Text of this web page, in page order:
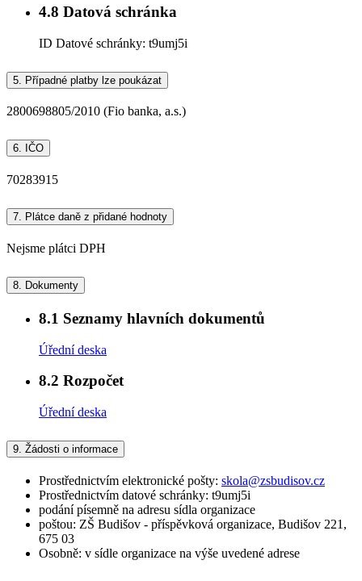
4.8 Datová schránka
ID Datové schránky: t9umj5i
5. Případné platby lze poukázat
2800698805/2010 (Fio banka, a.s.)
6. IČO
70283915
7. Plátce daně z přidané hodnoty
Nejsme plátci DPH
8. Dokumenty
8.1 Seznamy hlavních dokumentů
Úřední deska
8.2 Rozpočet
Úřední deska
9. Žádosti o informace
Prostřednictvím elektronické pošty: skola@zsbudisov.cz
Prostřednictvím datové schránky: t9umj5i
podání písemně na adresu sídla organizace
poštou: ZŠ Budišov - příspěvková organizace, Budišov 221,
675 03
Osobně: v sídle organizace na výše uvedené adrese